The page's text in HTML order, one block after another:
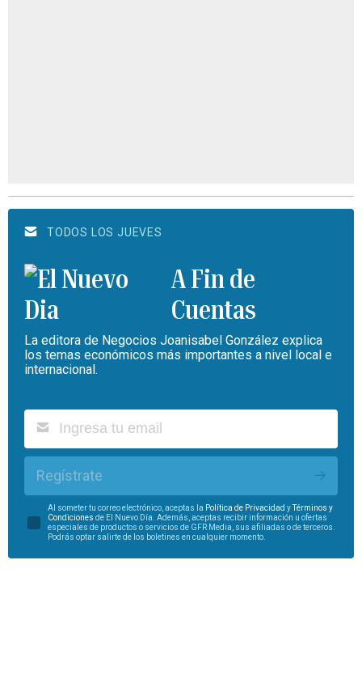
TODOS LOS JUEVES
A Fin de
Cuentas
La editora de Negocios Joanisabel González explica
los temas económicos más importantes a nivel local e
internacional.
Regístrate
Al someter tu correo electrónico, aceptas la Política de Privacidad yTérminos y
Condiciones de El Nuevo Día. Además, aceptas recibir información u ofertas
especiales de productos o servicios de GFR Media, sus afiliadas o de terceros.
Podrás optar salirte de los boletines en cualquier momento.